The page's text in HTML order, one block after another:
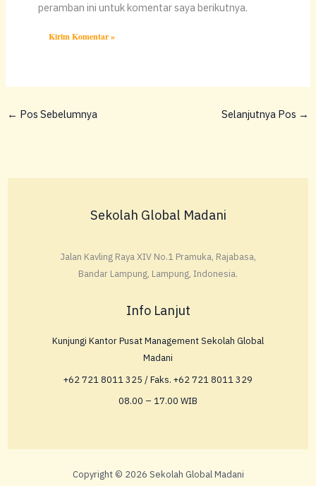
peramban ini untuk komentar saya berikutnya.
← Pos Sebelumnya Selanjutnya Pos →
Sekolah Global Madani
Jalan Kavling Raya XIV No.1 Pramuka, Rajabasa,
Bandar Lampung, Lampung, Indonesia.
Info Lanjut
Kunjungi Kantor Pusat Management Sekolah Global
Madani
+62 721 8011 325 / Faks. +62 721 8011 329
08.00 – 17.00 WIB
Copyright © 2026 Sekolah Global Madani